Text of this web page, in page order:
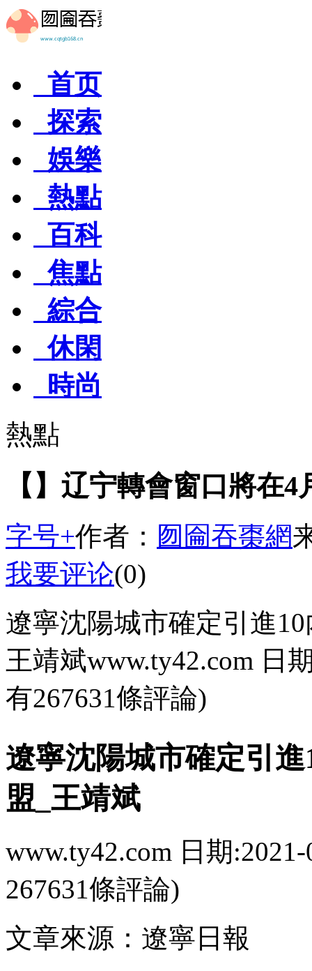
首页
探索
娛樂
熱點
百科
焦點
綜合
休閑
時尚
熱點
【】辽宁轉會窗口將在4
字号+作者： 囫圇吞棗網
我要评论(0)
遼寧沈陽城市確定引進
王靖斌www.ty42.com 日
有267631條評論)
遼寧沈陽城市確定引
盟_王靖斌
www.ty42.com 日期
267631條評論)
文章來源 ：遼寧日報